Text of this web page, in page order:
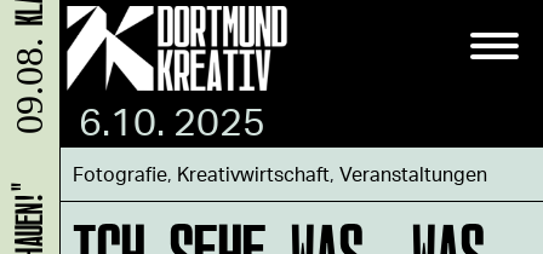
6.10. 2025
Fotografie, Kreativwirtschaft, Veranstaltungen
09.08.